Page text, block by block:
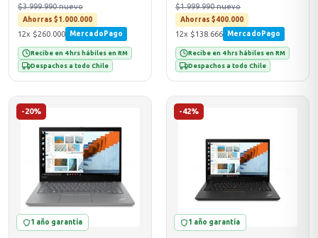
$3.999.990 nuevo
Ahorras $1.000.000
12x $260.000 MercadoPago
Recibe en 4 hrs hábiles en RM
Despachos a todo Chile
$1.999.990 nuevo
Ahorras $400.000
12x $138.666 MercadoPago
Recibe en 4 hrs hábiles en RM
Despachos a todo Chile
-20%
1 año garantía
-42%
1 año garantía